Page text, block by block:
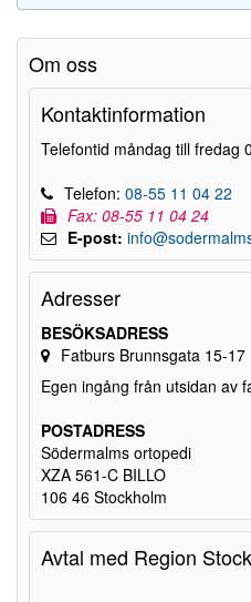
Om oss
Kontaktinformation
Telefontid måndag till fredag
Telefon: 08-55 11 04 22
Fax: 08-55 11 04 24
E-post:
Adresser
BESÖKSADRESS
Fatburs Brunnsgata 15-17
Egen ingång från utsidan av
POSTADRESS
Södermalms ortopedi
XZA 561-C BILLO
106 46 Stockholm
Avtal med Region